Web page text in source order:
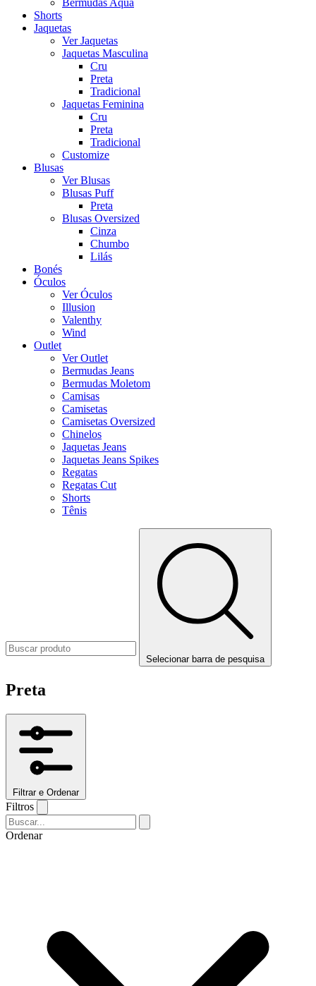
Bermudas Aqua
Shorts
Jaquetas
Ver Jaquetas
Jaquetas Masculina
Cru
Preta
Tradicional
Jaquetas Feminina
Cru
Preta
Tradicional
Customize
Blusas
Ver Blusas
Blusas Puff
Preta
Blusas Oversized
Cinza
Chumbo
Lilás
Bonés
Óculos
Ver Óculos
Illusion
Valenthy
Wind
Outlet
Ver Outlet
Bermudas Jeans
Bermudas Moletom
Camisas
Camisetas
Camisetas Oversized
Chinelos
Jaquetas Jeans
Jaquetas Jeans Spikes
Regatas
Regatas Cut
Shorts
Tênis
Selecionar barra de pesquisa
Preta
Filtrar e Ordenar
Filtros
Ordenar